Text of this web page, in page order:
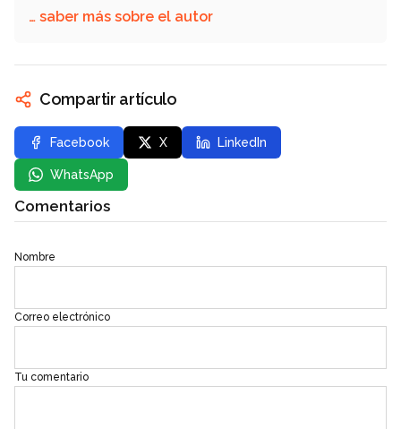
… saber más sobre el autor
Compartir artículo
Facebook X LinkedIn
WhatsApp
Comentarios
Nombre
Correo electrónico
Tu comentario